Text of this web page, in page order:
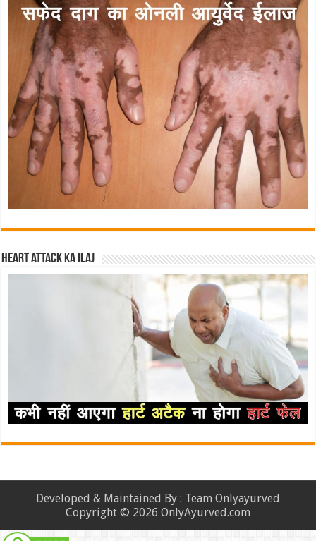
Heart attack ka ilaj
Developed & Maintained By : Team Onlyayurved
Copyright © 2026 OnlyAyurved.com